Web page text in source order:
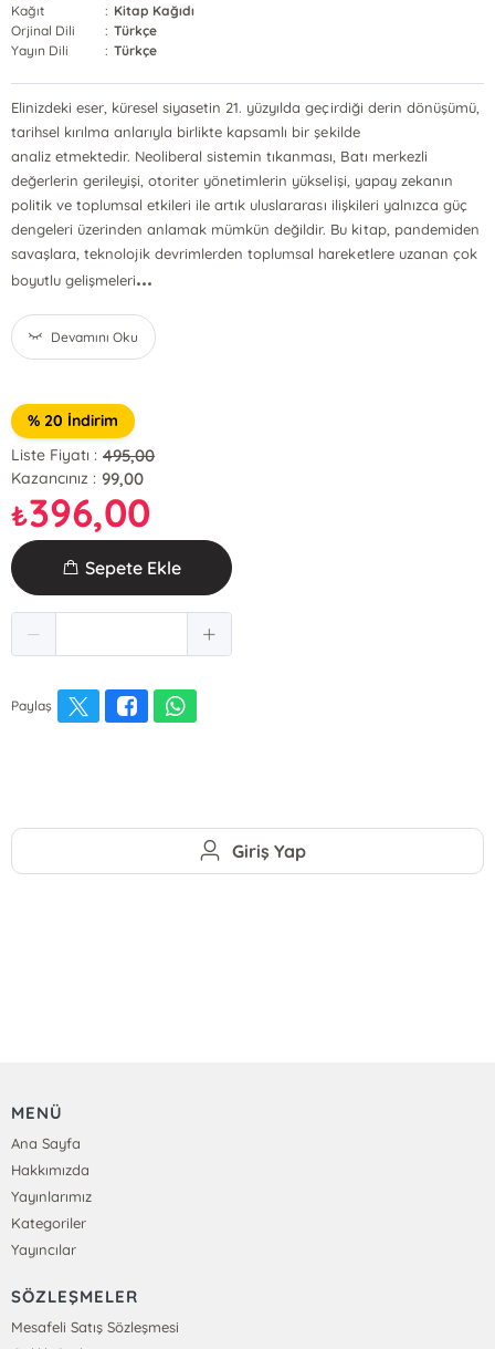
Kağıt
: Kitap Kağıdı
Orjinal Dili
: Türkçe
Yayın Dili
: Türkçe
Elinizdeki eser, küresel siyasetin 21. yüzyılda geçirdiği derin dönüşümü,
tarihsel kırılma anlarıyla birlikte kapsamlı bir şekilde
analiz etmektedir. Neoliberal sistemin tıkanması, Batı merkezli
değerlerin gerileyişi, otoriter yönetimlerin yükselişi, yapay zekanın
politik ve toplumsal etkileri ile artık uluslararası ilişkileri yalnızca güç
dengeleri üzerinden anlamak mümkün değildir. Bu kitap, pandemiden
savaşlara, teknolojik devrimlerden toplumsal hareketlere uzanan çok
boyutlu gelişmeleri...
Devamını Oku
% 20 İndirim
Liste Fiyatı : 495,00
Kazancınız : 99,00
₺396,00
Sepete Ekle
Paylaş
Giriş Yap
MENÜ
Ana Sayfa
Hakkımızda
Yayınlarımız
Kategoriler
Yayıncılar
SÖZLEŞMELER
Mesafeli Satış Sözleşmesi